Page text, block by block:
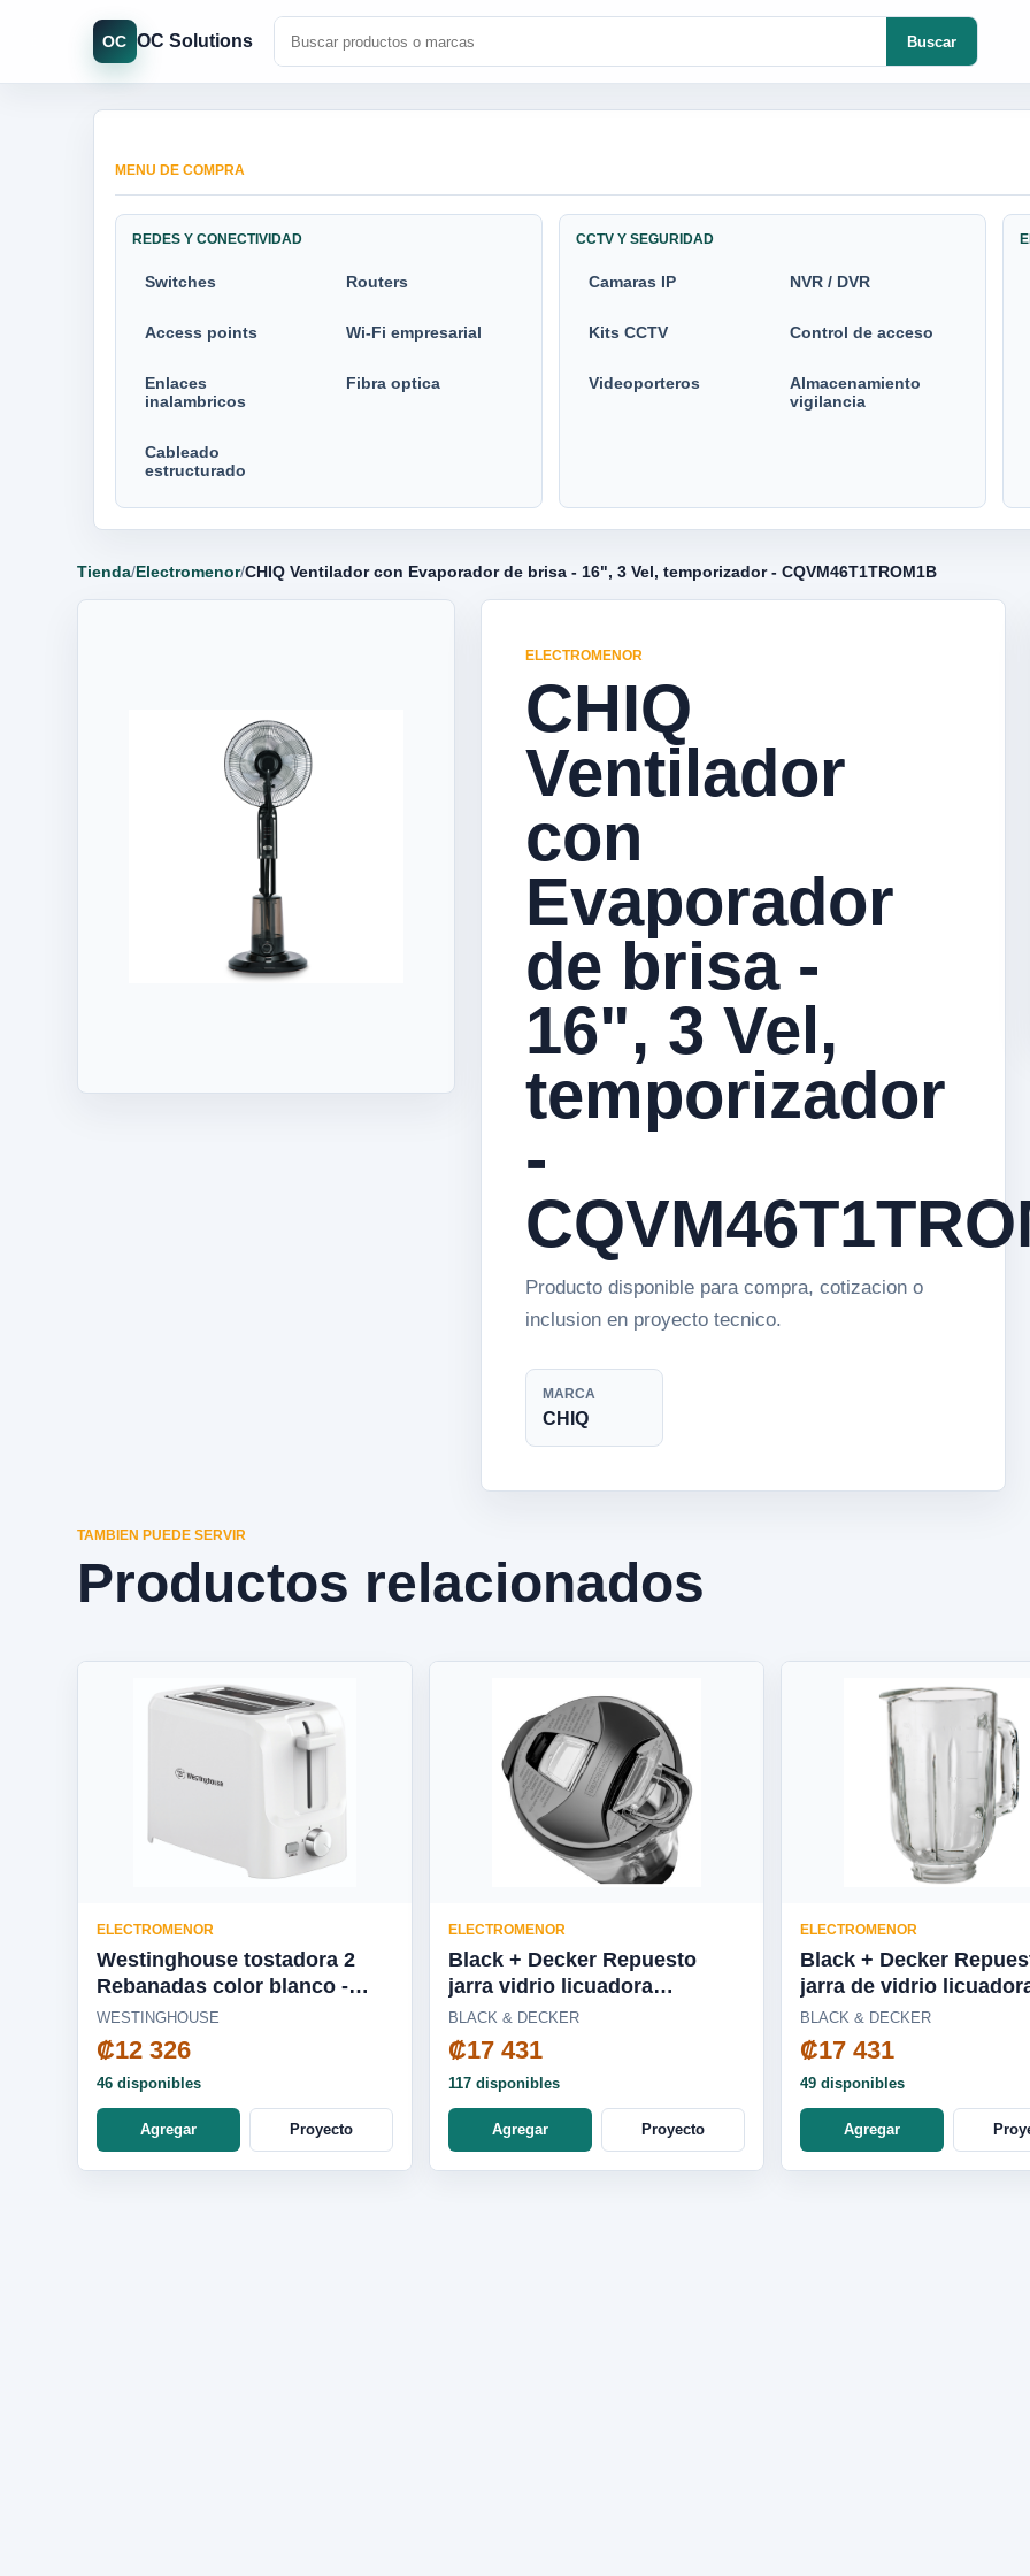
OC OC Solutions Buscar
MENU DE COMPRA
REDES Y CONECTIVIDAD
Switches Routers
Access points Wi-Fi empresarial
Enlaces
inalambricos
Fibra optica
Cableado
estructurado
CCTV Y SEGURIDAD
Camaras IP NVR / DVR
Kits CCTV Control de acceso
Videoporteros
Almacenamiento
vigilancia
Tienda/Electromenor/CHIQ Ventilador con Evaporador de brisa - 16", 3 Vel, temporizador - CQVM46T1TROM1B
ELECTROMENOR
CHIQ
Ventilador
con
Evaporador
de brisa -
16", 3 Vel,
temporizador
-
Producto disponible para compra, cotizacion o
inclusion en proyecto tecnico.
MARCA
CHIQ
TAMBIEN PUEDE SERVIR
Productos relacionados
ELECTROMENOR
Westinghouse tostadora 2
Rebanadas color blanco -
WKTTSL10
WESTINGHOUSE
₡12 326
46 disponibles
Agregar Proyecto
ELECTROMENOR
Black + Decker Repuesto
jarra vidrio licuadora
Tricuadora, Cyclone, Pulverix,
Fusion Blade, silenciosa
BL1650-04LA
BLACK & DECKER
₡17 431
117 disponibles
Agregar Proyecto
ELECTROMENOR
Black + Decker
jarra de vidrio
DuraPro/Ice Crush -
BL2010WG-03LA
BLACK & DECKER
₡17 431
49 disponibles
Agregar